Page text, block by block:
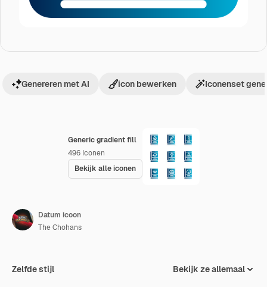
Generic gradient fill
496 Iconen
Bekijk alle iconen
Genereren met AI icon bewerken Iconenset
Datum icoon
The Chohans
Zelfde stijl Bekijk ze allemaal